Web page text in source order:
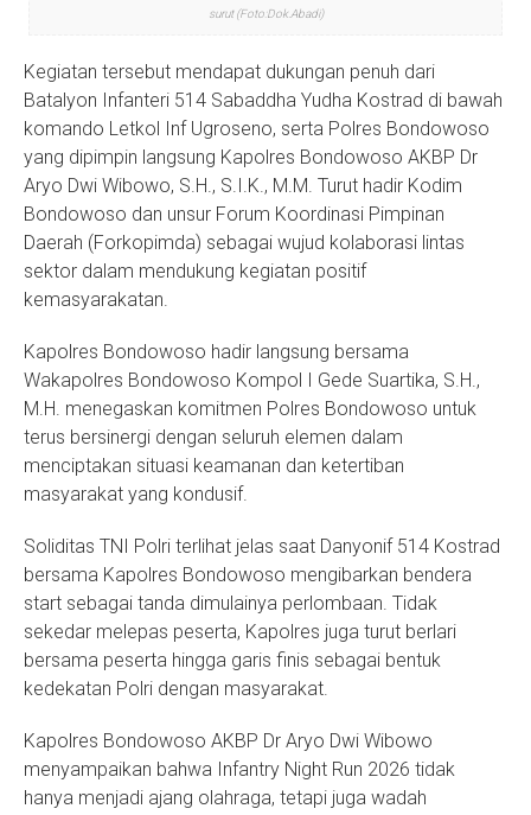
surut (Foto:Dok.Abadi)
Kegiatan tersebut mendapat dukungan penuh dari
Batalyon Infanteri 514 Sabaddha Yudha Kostrad di bawah
komando Letkol Inf Ugroseno, serta Polres Bondowoso
yang dipimpin langsung Kapolres Bondowoso AKBP Dr
Aryo Dwi Wibowo, S.H., S.I.K., M.M. Turut hadir Kodim
Bondowoso dan unsur Forum Koordinasi Pimpinan
Daerah (Forkopimda) sebagai wujud kolaborasi lintas
sektor dalam mendukung kegiatan positif
kemasyarakatan.
Kapolres Bondowoso hadir langsung bersama
Wakapolres Bondowoso Kompol I Gede Suartika, S.H.,
M.H. menegaskan komitmen Polres Bondowoso untuk
terus bersinergi dengan seluruh elemen dalam
menciptakan situasi keamanan dan ketertiban
masyarakat yang kondusif.
Soliditas TNI Polri terlihat jelas saat Danyonif 514 Kostrad
bersama Kapolres Bondowoso mengibarkan bendera
start sebagai tanda dimulainya perlombaan. Tidak
sekedar melepas peserta, Kapolres juga turut berlari
bersama peserta hingga garis finis sebagai bentuk
kedekatan Polri dengan masyarakat.
Kapolres Bondowoso AKBP Dr Aryo Dwi Wibowo
menyampaikan bahwa Infantry Night Run 2026 tidak
hanya menjadi ajang olahraga, tetapi juga wadah